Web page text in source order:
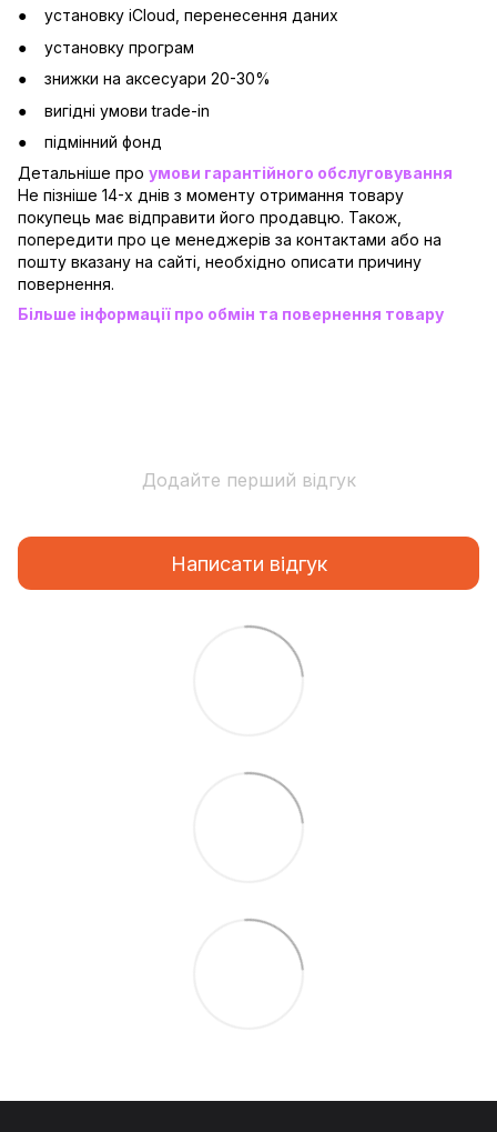
установку iCloud, перенесення даних
установку програм
знижки на аксесуари 20-30%
вигідні умови trade-in
підмінний фонд
Детальніше про умови гарантійного обслуговування
Не пізніше 14-х днів з моменту отримання товару
покупець має відправити його продавцю. Також,
попередити про це менеджерів за контактами або на
пошту вказану на сайті, необхідно описати причину
повернення.
Більше інформації про обмін та повернення товару
Додайте перший відгук
Написати відгук